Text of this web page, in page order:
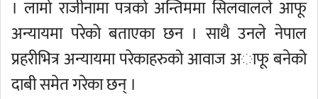
। लामो राजीनामा पत्रको अन्तिममा सिलवालले आफू
अन्यायमा परेकाे बताएका छन । साथै उनले नेपाल
प्रहरीभित्र अन्यायमा परेकाहरुको आवाज अाफू बनेको
दाबी समेत गरेका छन् ।